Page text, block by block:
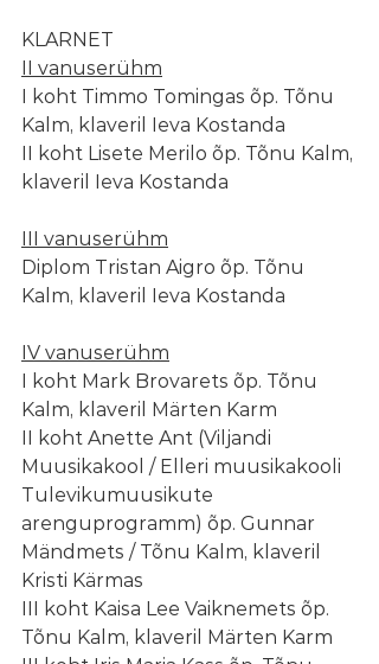
KLARNET
II vanuserühm
I koht Timmo Tomingas õp. Tõnu
Kalm, klaveril Ieva Kostanda
II koht Lisete Merilo õp. Tõnu Kalm,
klaveril Ieva Kostanda
III vanuserühm
Diplom Tristan Aigro õp. Tõnu
Kalm, klaveril Ieva Kostanda
IV vanuserühm
I koht Mark Brovarets õp. Tõnu
Kalm, klaveril Märten Karm
II koht Anette Ant (Viljandi
Muusikakool / Elleri muusikakooli
Tulevikumuusikute
arenguprogramm) õp. Gunnar
Mändmets / Tõnu Kalm, klaveril
Kristi Kärmas
III koht Kaisa Lee Vaiknemets õp.
Tõnu Kalm, klaveril Märten Karm